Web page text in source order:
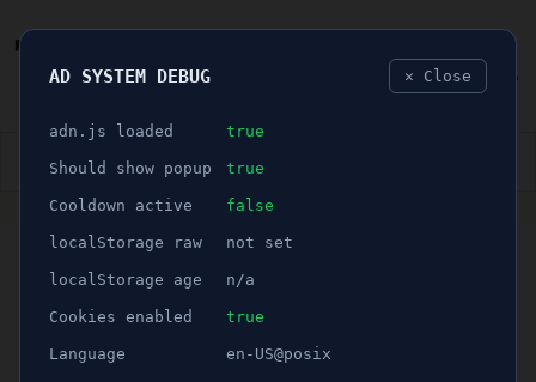
👮🏻‍♂️ BLÅLJUS ÅSIKTER SPORT
ANNONS
BLM-arrangör hämtades
av polis i sitt hem – JO
AD SYSTEM DEBUG ✕ Close
adn.js loaded true
Should show popup true
Cooldown active false
localStorage raw not set
localStorage age n/a
Cookies enabled true
Language en-US@posix